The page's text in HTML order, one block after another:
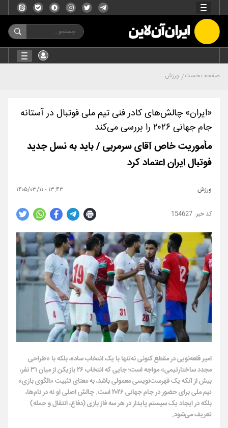
صفحه نخست ورزش
«ایران» چالش‌های کادر فنی تیم ملی فوتبال در آستانه
جام جهانی ۲۰۲۶ را بررسی می‌کند
مأموریت خاص آقای سرمربی / باید به نسل جدید
فوتبال ایران اعتماد کرد
ورزش ۱۳:۴۳ - ۱۴۰۵/۰۳/۱۱
154627
امیر قلعه‌نویی در مقطع کنونی نه‌تنها با یک انتخاب ساده، بلکه با «طراحی
مجدد ساختار‌تیمی» مواجه است؛ جایی که انتخاب ۲۶ بازیکن از میان ۳۱ نفر،
بیش از آنکه یک فهرست‌نویسی معمولی باشد، به معنای تثبیت «الگوی بازی»
تیم ملی برای حضور در جام جهانی ۲۰۲۶ است. چالش اصلی او نه در نام‌ها،
بلکه در ایجاد یک سیستم پایدار در هر سه فاز بازی (دفاع، انتقال و حمله)
تعریف می‌شود.